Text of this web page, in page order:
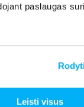
paslaugas
Leisti visus